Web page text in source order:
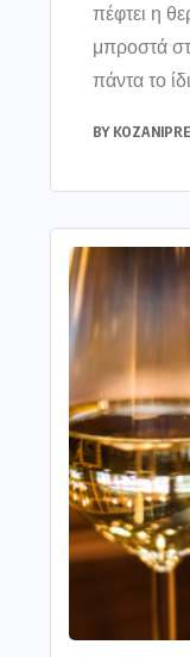
πέφτει η
μπροστά
πάντα το
BY